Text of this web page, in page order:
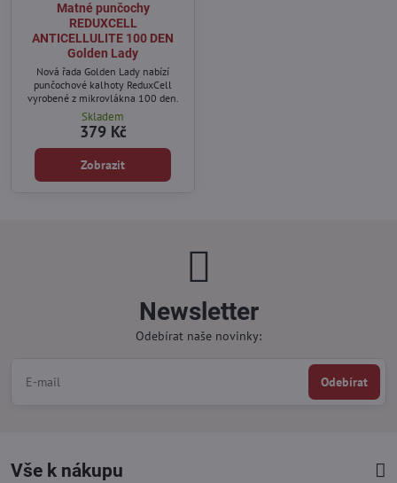
Matné punčochy
REDUXCELL
ANTICELLULITE 100 DEN
Golden Lady
Nová řada Golden Lady nabízí
punčochové kalhoty ReduxCell
vyrobené z mikrovlákna 100 den.
Skladem
379 Kč
Zobrazit
Newsletter
Odebírat naše novinky:
Odebírat
Vše k nákupu